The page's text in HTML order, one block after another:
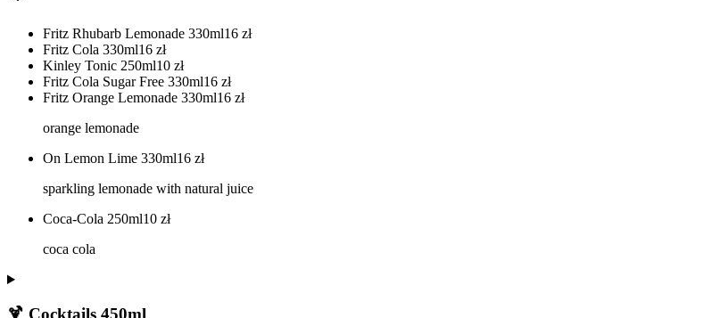
Fritz Rhubarb Lemonade 330ml16 zł
Fritz Cola 330ml16 zł
Kinley Tonic 250ml10 zł
Fritz Cola Sugar Free 330ml16 zł
Fritz Orange Lemonade 330ml16 zł
orange lemonade
On Lemon Lime 330ml16 zł
sparkling lemonade with natural juice
Coca-Cola 250ml10 zł
coca cola
🍹 Cocktails 450ml